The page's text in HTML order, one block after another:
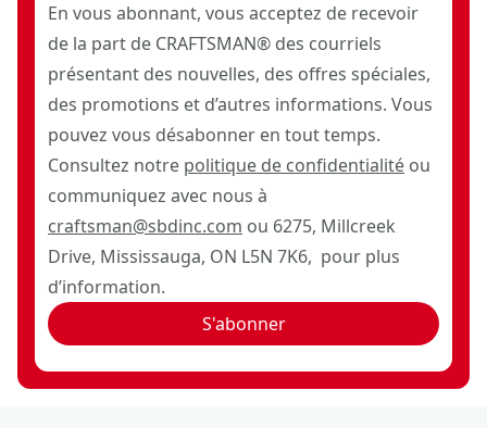
En vous abonnant, vous acceptez de recevoir
de la part de CRAFTSMAN® des courriels
présentant des nouvelles, des offres spéciales,
des promotions et d’autres informations. Vous
pouvez vous désabonner en tout temps.
Consultez notre politique de confidentialité ou
communiquez avec nous à
craftsman@sbdinc.com ou 6275, Millcreek
Drive, Mississauga, ON L5N 7K6, pour plus
d’information.
S'abonner